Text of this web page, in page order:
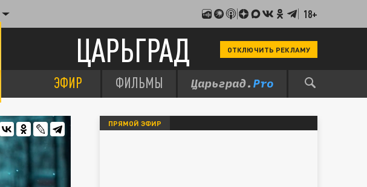
18+
ЦАРЬГРАД ОТКЛЮЧИТЬ РЕКЛАМУ
ЭФИР ФИЛЬМЫ
ПРЯМОЙ ЭФИР